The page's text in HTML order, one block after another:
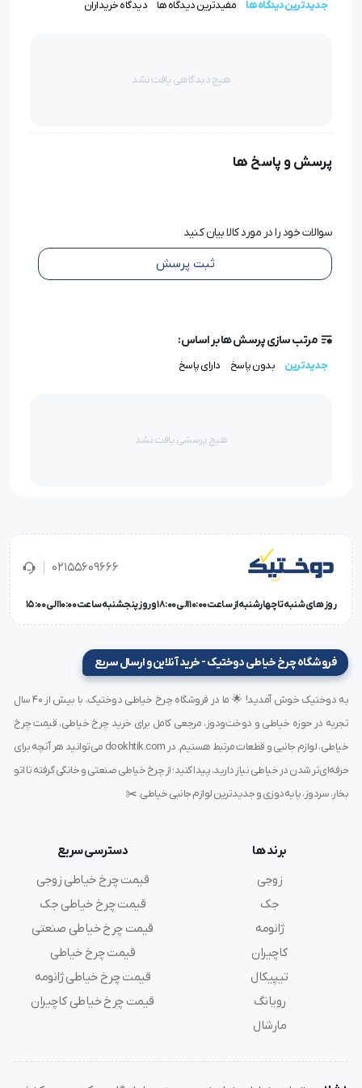
پایه خط کش دار راسته دوز
ویژگی‌های پایه خط کش دار راسته دوز
دادن پارچه و دوخت حاشیه‌های منظم.
کیفیت ساخت بالا:
از جنس فلزی مقاوم و ضدزنگ ساخته شده
نصب آسان:به‌راحتی روی انواع
چرخ‌های خیاطی صنعتی
کاربردهای پایه خط کش دار راسته دوز
دوخت لبه‌های پارچه:
مناسب برای دوخت حاشیه‌های منظم و
جدیدترین دیدگاه ها مفیدترین دیدگاه ها دیدگاه خریداران
هیچ دیدگاهی یافت نشد
پرسش و پاسخ ها
سوالات خود را در مورد کالا بیان کنید
ثبت پرسش
مرتب سازی پرسش ها بر اساس:
جدیدترین بدون پاسخ دارای پاسخ
هیچ پرسشی یافت نشد
02155609666
روز های شنبه تا چهارشنبه از ساعت 10:00 الی 18:00 و روز پنجشنبه ساعت 10:00 الی 15:00
فروشگاه چرخ خیاطی دوختیک - خرید آنلاین و ارسال سریع
به دوختیک خوش آمدید! 🌟 ما در فروشگاه چرخ خیاطی دوختیک، با بیش از ۴۰ سال
تجربه در حوزه خیاطی و دوخت‌ودوز، مرجعی کامل برای خرید چرخ خیاطی، قیمت چرخ
خیاطی، لوازم جانبی و قطعات مرتبط هستیم. در dookhtik.com می‌توانید هر آنچه برای
حرفه‌ای‌تر شدن در خیاطی نیاز دارید، پیدا کنید؛ از چرخ خیاطی صنعتی و خانگی گرفته تا اتو
بخار، سردوز، پایه‌دوزی و جدیدترین لوازم جانبی خیاطی. ✂️
برند ها
زوجی
جک
ژانومه
کاچیران
تیپیکال
رویانگ
مارشال
دسترسی سریع
قیمت چرخ خیاطی زوجی
قیمت چرخ خیاطی جک
قیمت چرخ خیاطی صنعتی
قیمت چرخ خیاطی
قیمت چرخ خیاطی ژانومه
قیمت چرخ خیاطی کاچیران